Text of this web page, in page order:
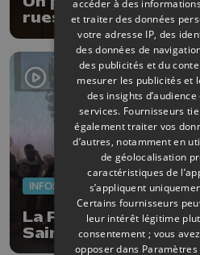
rues de la Ville de
INFOS
La Princesse Claire
Saint-Lambert
accéder à des
et traiter des données
votre adresse IP, des
des données de
des publicités et du
mesurer les publicités et
des insights
services. Fournisseurs
également traiter vos
d’autres, notamment en
de géolocalisation
caractéristiques de
s’appliquent
Certains fournisseurs
leur intérêt légitime
consentement ; vous
opposer dans